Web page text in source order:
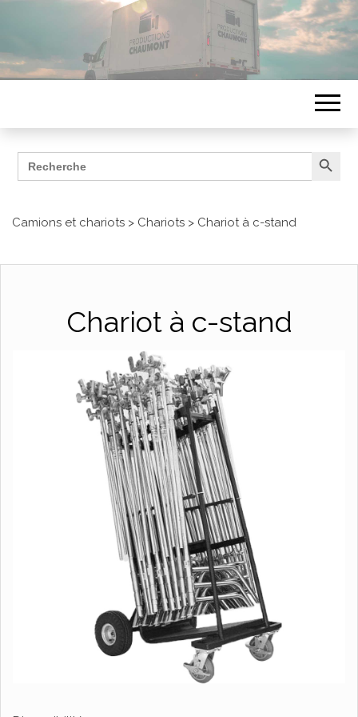
ÉQUIPEMENTS
Search
for:
Search Button
Camions et chariots > Chariots > Chariot à c-stand
Chariot à c-stand